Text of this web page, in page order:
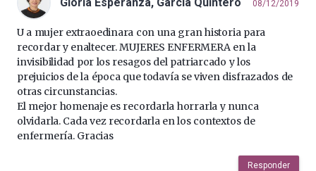
08/12/2019
U a mujer extraoedinara con una gran historia para
recordar y enaltecer. MUJERES ENFERMERA en la
invisibilidad por los resagos del patriarcado y los
prejuicios de la época que todavía se viven disfrazados de
otras circunstancias.
El mejor homenaje es recordarla horrarla y nunca
olvidarla. Cada vez recordarla en los contextos de
enfermería. Gracias
Responder